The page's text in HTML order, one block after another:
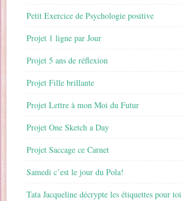
Petit Exercice de Psychologie positive
Projet 1 ligne par Jour
Projet 5 ans de réflexion
Projet Fille brillante
Projet Lettre à mon Moi du Futur
Projet One Sketch a Day
Projet Saccage ce Carnet
Samedi c’est le jour du Pola!
Tata Jacqueline décrypte les étiquettes pour toi